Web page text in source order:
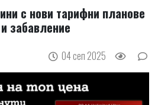
с нови тарифни планове
забавление
04 сеп 2025